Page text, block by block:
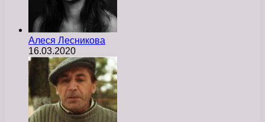
Алеся Лесникова
16.03.2020